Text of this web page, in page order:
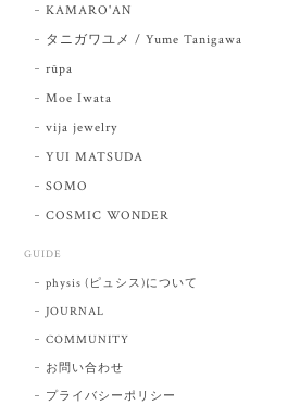
KAMARO'AN
タニガワユメ / Yume Tanigawa
rūpa
Moe Iwata
vija jewelry
YUI MATSUDA
SOMO
COSMIC WONDER
GUIDE
physis (ピュシス)について
JOURNAL
COMMUNITY
お問い合わせ
プライバシーポリシー